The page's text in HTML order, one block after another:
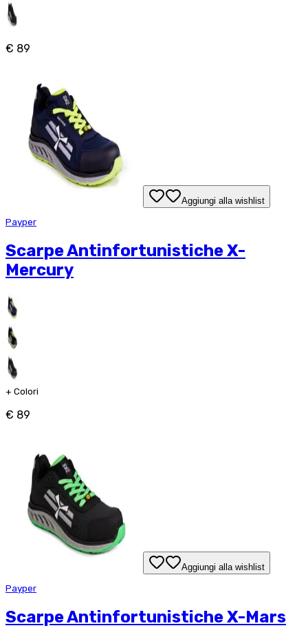
€ 89
Aggiungi alla wishlist
Payper
Scarpe Antinfortunistiche X-
Mercury
+ Colori
€ 89
Aggiungi alla wishlist
Payper
Scarpe Antinfortunistiche X-Mars